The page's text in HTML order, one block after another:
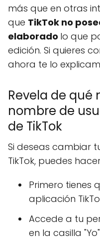
más que en otras
que TikTok no
elaborado lo que
edición. Si quieres
ahora te lo
Revela de
nombre de
de TikTok
Si deseas cambiar
TikTok, puedes
Primero tienes
aplicación
Accede a tu
en la casilla